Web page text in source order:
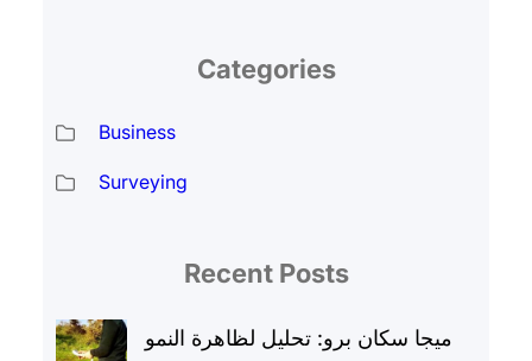
Categories
Business
Surveying
Recent Posts
ميجا سكان برو: تحليل لظاهرة النمو